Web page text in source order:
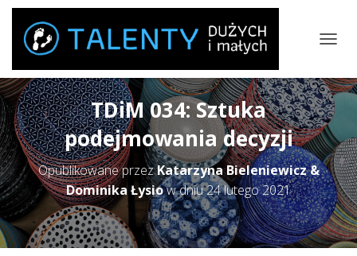
Z
E
Ł
Ą
C
Z
N
A
W
I
G
A
TDiM 034: Sztuka
podejmowania decyzji
Opublikowane przezKatarzyna Bieleniewicz &
Dominika Łysiow dniu24 lutego 2021